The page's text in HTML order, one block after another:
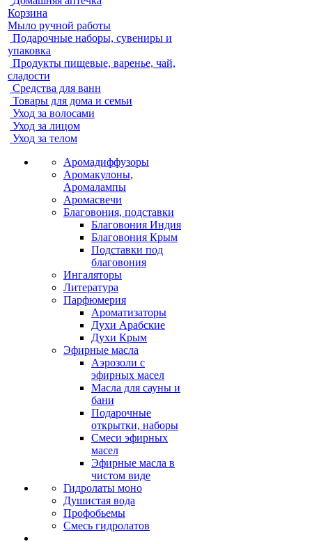
Корзина
Мыло ручной работы
Подарочные наборы, сувениры и
упаковка
Продукты пищевые, варенье, чай,
сладости
Средства для ванн
Товары для дома и семьи
Уход за волосами
Уход за лицом
Уход за телом
Аромадиффузоры
Аромакулоны,
Аромалампы
Аромасвечи
Благовония, подставки
Благовония Индия
Благовония Крым
Подставки под
благовония
Ингаляторы
Литература
Парфюмерия
Ароматизаторы
Духи Арабские
Духи Крым
Эфирные масла
Аэрозоли с
эфирных масел
Масла для сауны и
бани
Подарочные
открытки, наборы
Смеси эфирных
масел
Эфирные масла в
чистом виде
Гидролаты моно
Душистая вода
Профобьемы
Смесь гидролатов